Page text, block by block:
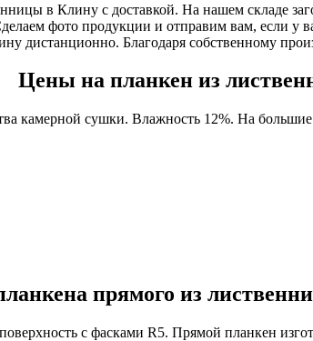
в Клину с доставкой. На нашем складе
фото продукции и отправим вам, если у
дистанционно. Благодаря собственному
Цены на планкен из
камерной сушки. Влажность 12%. На
прямого из
с фасками R5. Прямой планкен